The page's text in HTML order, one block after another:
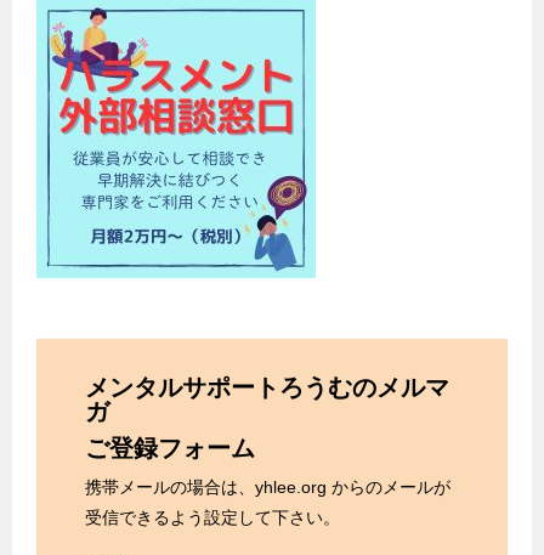
メンタルサポートろうむのメルマ
ガ
ご登録フォーム
携帯メールの場合は、yhlee.org からのメールが
受信できるよう設定して下さい。